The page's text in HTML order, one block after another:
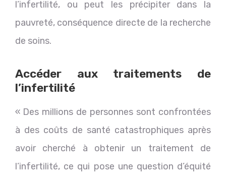
l’infertilité, ou peut les précipiter dans la
pauvreté, conséquence directe de la recherche
de soins.
Accéder aux traitements de
l’infertilité
« Des millions de personnes sont confrontées
à des coûts de santé catastrophiques après
avoir cherché à obtenir un traitement de
l’infertilité, ce qui pose une question d’équité